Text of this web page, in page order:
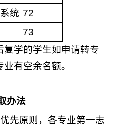
统 72
73
复学的学生如申请转专
有空余名额。
办法
先原则，各专业第一志